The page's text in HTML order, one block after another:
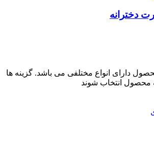
دارای انواع مختلفی می باشد. گزینه ها
انتخاب شوند